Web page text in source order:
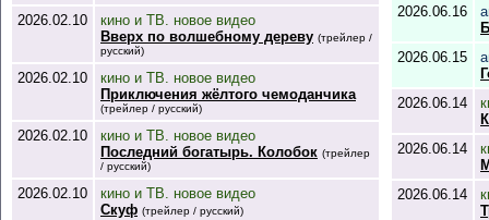
2026.02.10
кино и ТВ. новое видео
Вверх по волшебному дереву (трейлер /
русский)
2026.02.10
кино и ТВ. новое видео
Приключения жёлтого чемоданчика
(трейлер / русский)
2026.02.10
кино и ТВ. новое видео
Последний богатырь. Колобок (трейлер
/ русский)
2026.02.10
кино и ТВ. новое видео
Скуф (трейлер / русский)
2026.06.16
2026.06.15
2026.06.14
2026.06.14
2026.06.14